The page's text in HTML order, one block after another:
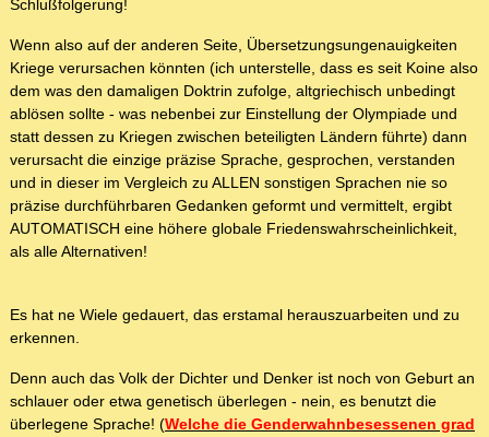
Schlußfolgerung!
Wenn also auf der anderen Seite, Übersetzungsungenauigkeiten
Kriege verursachen könnten (ich unterstelle, dass es seit Koine also
dem was den damaligen Doktrin zufolge, altgriechisch unbedingt
ablösen sollte - was nebenbei zur Einstellung der Olympiade und
statt dessen zu Kriegen zwischen beteiligten Ländern führte) dann
verursacht die einzige präzise Sprache, gesprochen, verstanden
und in dieser im Vergleich zu ALLEN sonstigen Sprachen nie so
präzise durchführbaren Gedanken geformt und vermittelt, ergibt
AUTOMATISCH eine höhere globale Friedenswahrscheinlichkeit,
als alle Alternativen!
Es hat ne Wiele gedauert, das erstamal herauszuarbeiten und zu
erkennen.
Denn auch das Volk der Dichter und Denker ist noch von Geburt an
schlauer oder etwa genetisch überlegen - nein, es benutzt die
überlegene Sprache! (Welche die Genderwahnbesessenen grad